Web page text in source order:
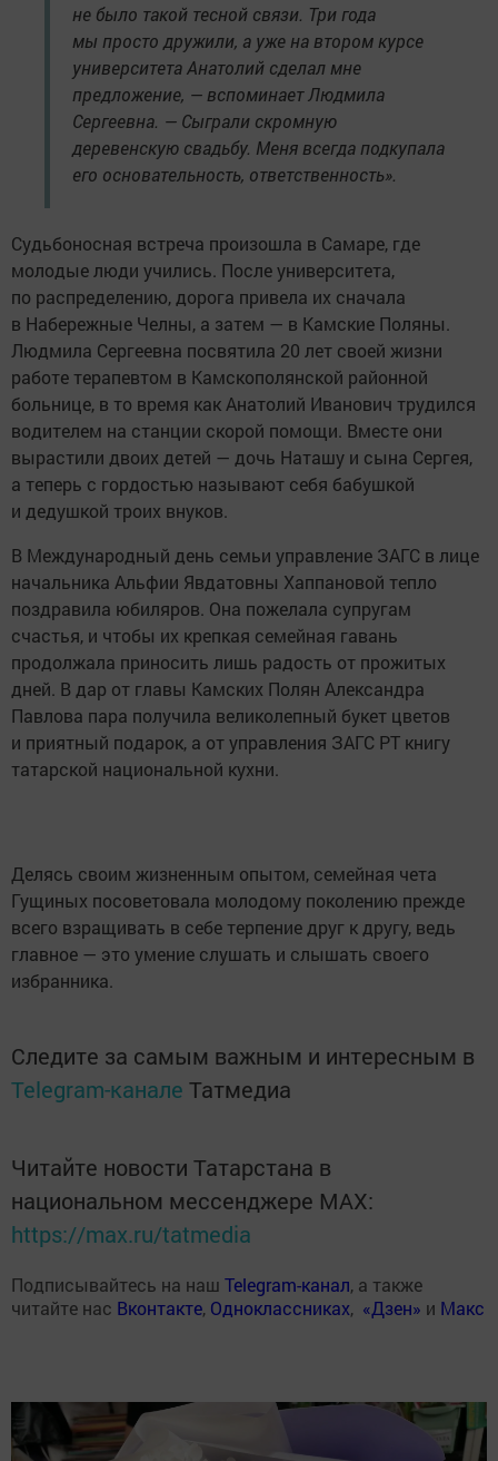
не было такой тесной связи. Три года
мы просто дружили, а уже на втором курсе
университета Анатолий сделал мне
предложение, — вспоминает Людмила
Сергеевна. — Сыграли скромную
деревенскую свадьбу. Меня всегда подкупала
его основательность, ответственность».
Судьбоносная встреча произошла в Самаре, где
молодые люди учились. После университета,
по распределению, дорога привела их сначала
в Набережные Челны, а затем — в Камские Поляны.
Людмила Сергеевна посвятила 20 лет своей жизни
работе терапевтом в Камскополянской районной
больнице, в то время как Анатолий Иванович трудился
водителем на станции скорой помощи. Вместе они
вырастили двоих детей — дочь Наташу и сына Сергея,
а теперь с гордостью называют себя бабушкой
и дедушкой троих внуков.
В Международный день семьи управление ЗАГС в лице
начальника Альфии Явдатовны Хаппановой тепло
поздравила юбиляров. Она пожелала супругам
счастья, и чтобы их крепкая семейная гавань
продолжала приносить лишь радость от прожитых
дней. В дар от главы Камских Полян Александра
Павлова пара получила великолепный букет цветов
и приятный подарок, а от управления ЗАГС РТ книгу
татарской национальной кухни.
Делясь своим жизненным опытом, семейная чета
Гущиных посоветовала молодому поколению прежде
всего взращивать в себе терпение друг к другу, ведь
главное — это умение слушать и слышать своего
избранника.
Следите за самым важным и интересным в
Telegram-канале Татмедиа
Читайте новости Татарстана в
национальном мессенджере MАХ:
https://max.ru/tatmedia
Подписывайтесь на наш Telegram-канал, а также
читайте нас Вконтакте, Одноклассниках, «Дзен» и Макс